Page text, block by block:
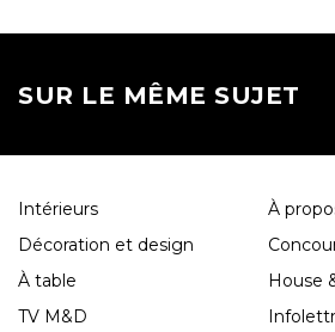
SUR LE MÊME SUJET
Intérieurs
Décoration et design
À table
TV M&D
À
House